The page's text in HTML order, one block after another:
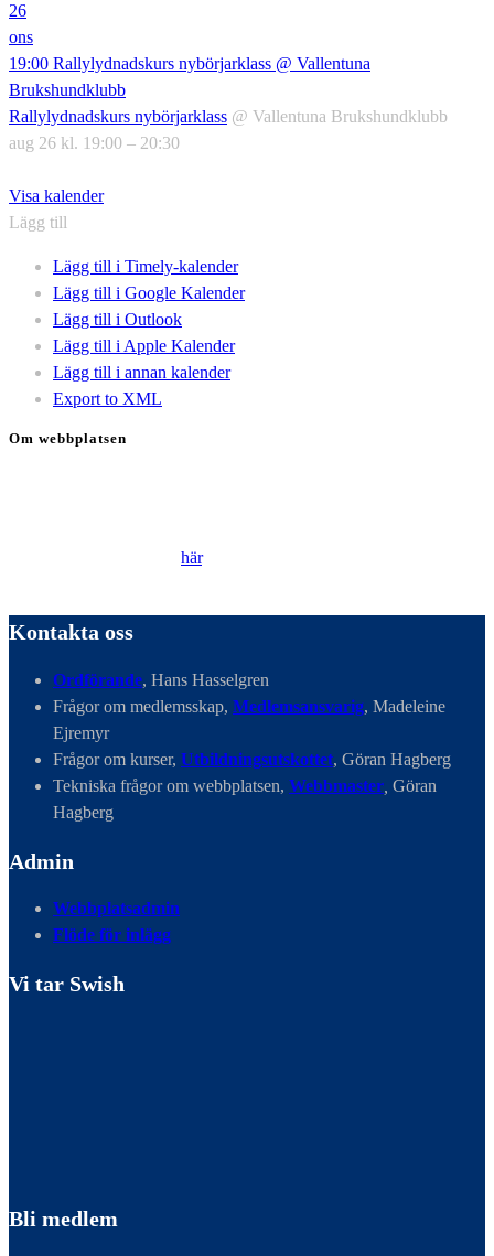
26
ons
19:00 Rallylydnadskurs nybörjarklass @ Vallentuna
Brukshundklubb
Rallylydnadskurs nybörjarklass @ Vallentuna Brukshundklubb
aug 26 kl. 19:00 – 20:30
Visa kalender
Lägg till
Lägg till i Timely-kalender
Lägg till i Google Kalender
Lägg till i Outlook
Lägg till i Apple Kalender
Lägg till i annan kalender
Export to XML
Om webbplatsen
här.
Kontakta oss
Ordförande, Hans Hasselgren
Frågor om medlemsskap, Medlemsansvarig, Madeleine
Ejremyr
Frågor om kurser, Utbildningsutskottet, Göran Hagberg
Tekniska frågor om webbplatsen, Webbmaster Göran
Hagberg
Admin
Webbplatsadmin
Flöde för inlägg
Vi tar Swish
Bli medlem